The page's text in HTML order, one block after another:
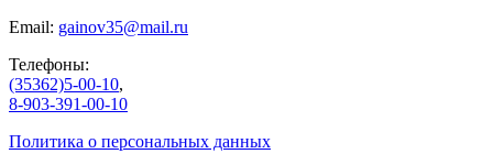
Email: gainov35@mail.ru
Телефоны:
(35362)5-00-10,
8-903-391-00-10
Политика о персональных данных